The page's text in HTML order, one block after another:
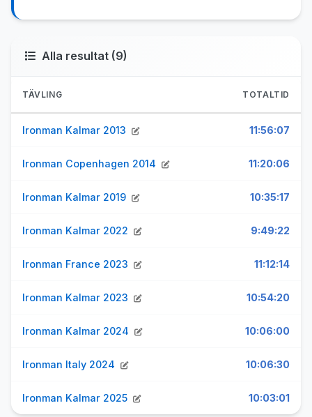
Alla resultat (9)
TÄVLING TOTALTID
Ironman Kalmar 2013 11:56:07
Ironman Copenhagen 2014 11:20:06
Ironman Kalmar 2019 10:35:17
Ironman Kalmar 2022 9:49:22
Ironman France 2023 11:12:14
Ironman Kalmar 2023 10:54:20
Ironman Kalmar 2024 10:06:00
Ironman Italy 2024 10:06:30
Ironman Kalmar 2025 10:03:01